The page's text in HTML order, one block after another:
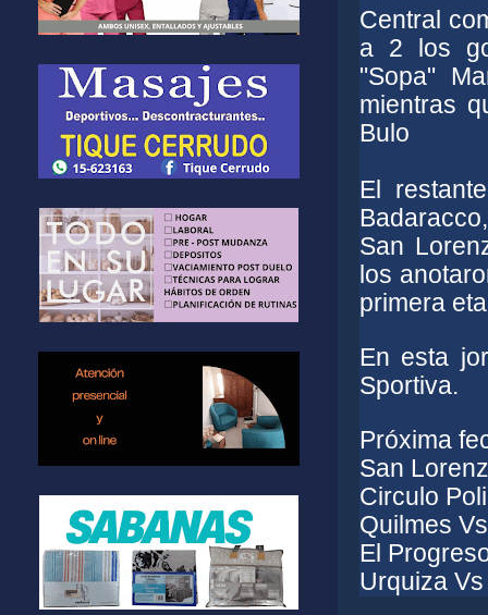
Central
a 2 los
"Sopa"
mientras
Bulo
El
San
los
primera
En esta
Sportiva.
Próxima
San
Circulo
Quilmes
El
Urquiza